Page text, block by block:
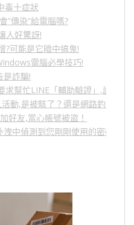
毒十症狀
”傳染”給電腦嗎?
人好驚訝!
?可能是它暗中搞鬼!
電腦必學技巧!
是詐騙!
求幫忙LINE「輔助驗證」,詐騙
動,是被駭了？還是網路釣魚？
好友,當心帳號被盜！
中偵測到您剛剛使用的密碼」